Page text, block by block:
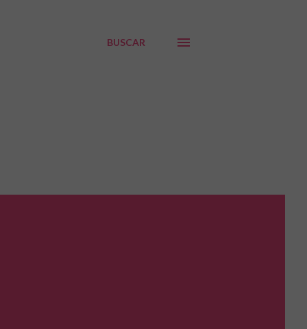
BUSCAR